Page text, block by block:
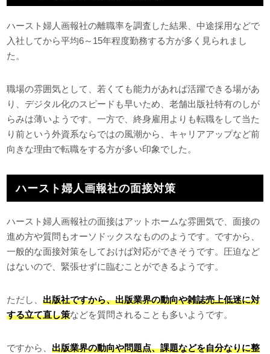
ハースト婦人画報社の離職率を調査した結果、中途採用などで
入社してから平均6～15年程度勤務する方が多く見られまし
た。
職場の雰囲気として、若くても能力があれば活躍できる場があ
り、デジタル化のスピードも早いため、老舗出版社特有のしが
らみは薄いようです。一方で、終身雇用よりも転職をして当た
り前という外資系ならではの風潮から、キャリアアップなど前
向きな理由で転職をする方が多い印象でした。
ハースト婦人画報社の面接対策
ハースト婦人画報社の面接はアットホームな雰囲気で、面接の
進め方や質問もオーソドックスなもののようです。ですから、
一般的な面接対策をしておけば対応ができそうです。圧迫など
はないので、緊張せずに臨むことができるようです。
ただし、出版社ですから、出版業界の動向や雑誌売上低迷に対
する立て直し策などを質問されることも多いようです。
ですから、出版業界の動向や問題点、課題などを自分なりに整